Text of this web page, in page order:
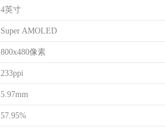
4英寸
Super AMOLED
800x480像素
233ppi
5.97mm
57.95%